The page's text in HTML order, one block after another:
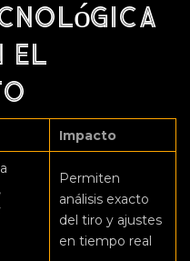
el
Impacto
Permiten
análisis exacto
del tiro y ajustes
en tiempo real